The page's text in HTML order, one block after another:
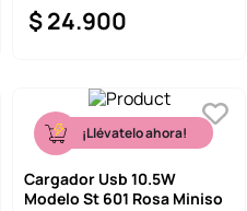
$24.900
¡Llévatelo ahora!
Cargador Usb 10.5W
Modelo St 601 Rosa Miniso